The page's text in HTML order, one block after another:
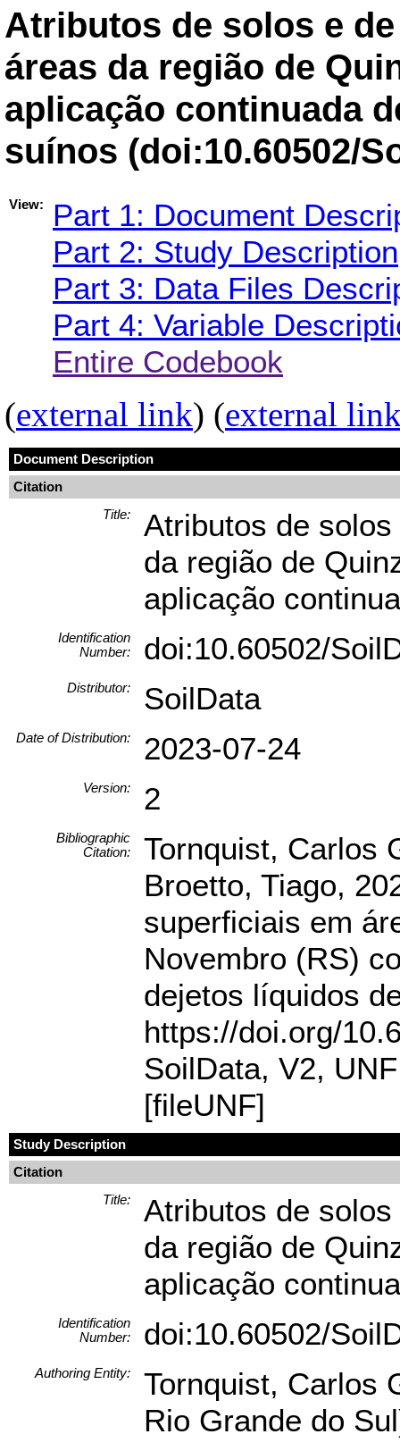
Atributos de solos e
áreas da região de
aplicação continuada
suínos (doi:10.60502/
View:
Part 1: Document
Part 2: Study Description
Part 3: Data Files
Part 4: Variable
Entire Codebook
(external link) (external
Document Description
Citation
Title:
Atributos de
da região de
aplicação
Identification
Number:
doi:10.60502/
Distributor: SoilData
Date of Distribution: 2023-07-24
Version: 2
Bibliographic
Citation:
Tornquist, Carlos
Broetto, Tiago,
superficiais em
Novembro (RS)
dejetos líquidos
https://doi.org/
SoilData, V2,
[fileUNF]
Study Description
Citation
Title:
Atributos de
da região de
aplicação
Identification
Number:
doi:10.60502/
Authoring Entity:
Tornquist, Carlos
Rio Grande do